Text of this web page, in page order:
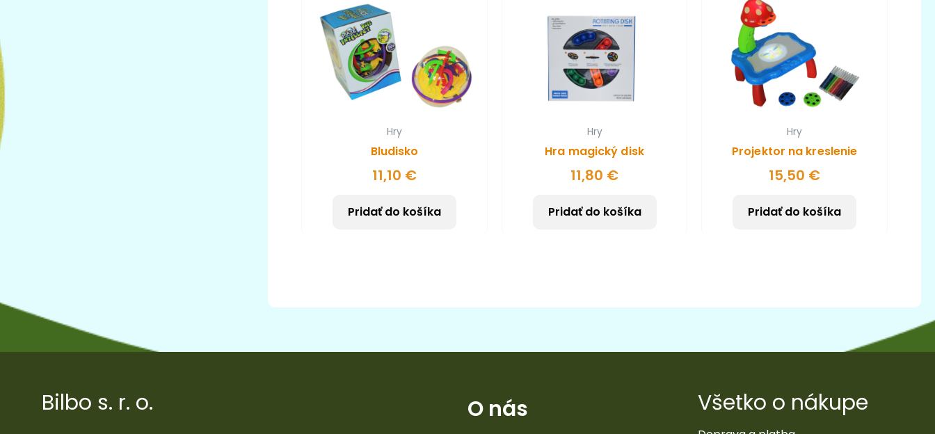
Hry
Bludisko
11,10 €
Pridať do košíka
Hry
Hra magický disk
11,80 €
Pridať do košíka
Hry
Projektor na kreslenie
15,50 €
Pridať do košíka
Bilbo s. r. o. O nás Všetko o nákupe